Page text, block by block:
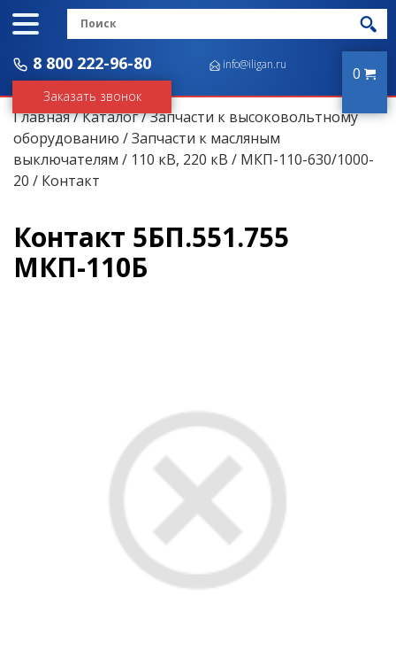
8 800 222-96-80
Заказать звонок
info@iligan.ru 0
Главная/Каталог/Запчасти к высоковольтному
оборудованию /Запчасти к масляным
выключателям / 110 кВ, 220 кВ / МКП-110-630/1000-
20 / Контакт
Контакт 5БП.551.755
МКП-110Б